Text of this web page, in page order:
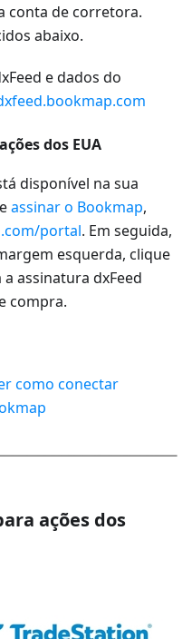
conta de corretora.
abaixo.
e dados do
dos EUA
disponível na sua
assinar o Bookmap,
portal. Em seguida,
esquerda, clique
a assinatura dxFeed
compra.
como conectar
ações dos